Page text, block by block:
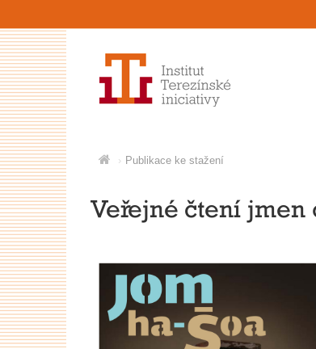
Publikace ke stažení
Veřejné čtení jmen